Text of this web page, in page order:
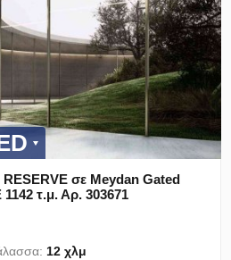
σε Meydan Gated
τ.μ. Αρ. 303671
12 χλμ